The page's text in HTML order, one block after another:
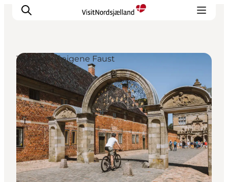
Highlights
Erlebnisse
Geschmack
Unterkünfte
Städte
Reiseplanung
Touren auf eigene Faust